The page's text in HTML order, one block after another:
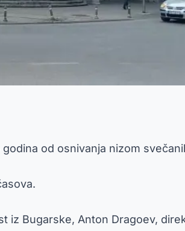
od osnivanja nizom
Bugarske, Anton Dragoev,